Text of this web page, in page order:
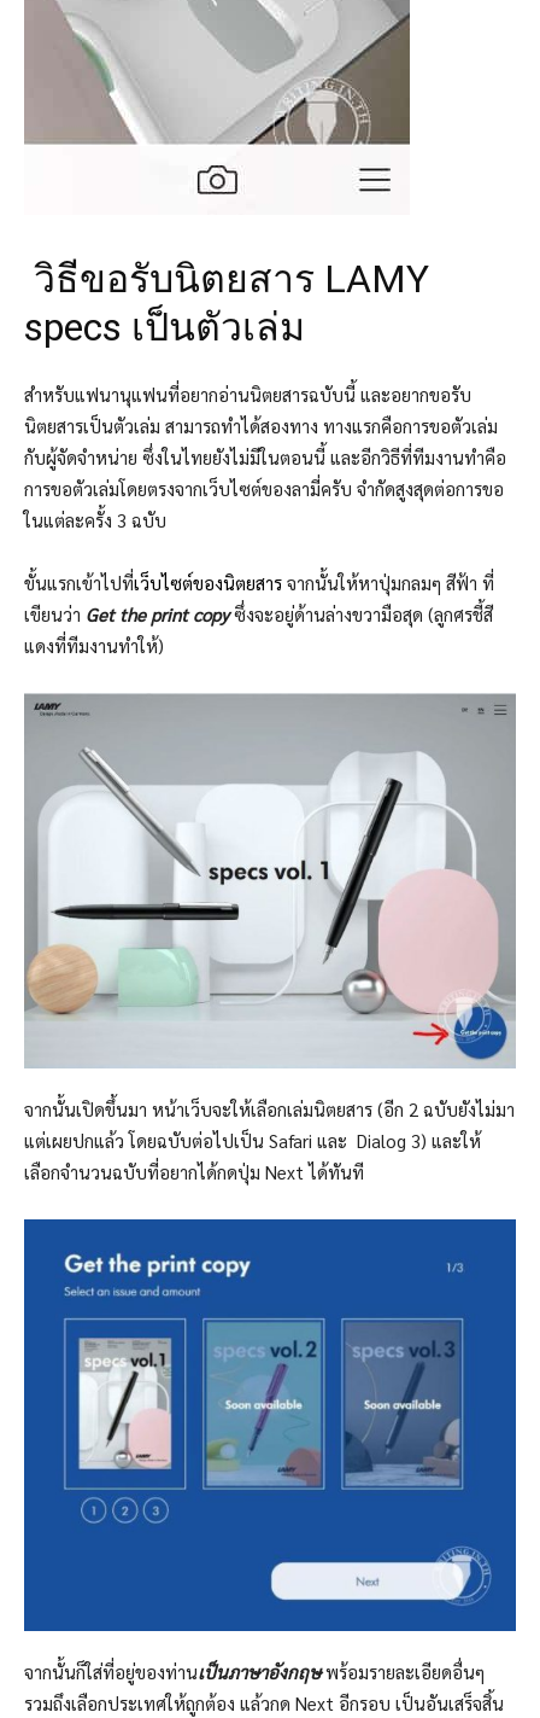
วิธีขอรับนิตยสาร LAMY
specs เป็นตัวเล่ม
สำหรับแฟนานุแฟนที่อยากอ่านนิตยสารฉบับนี้ และอยากขอรับ
นิตยสารเป็นตัวเล่ม สามารถทำได้สองทาง ทางแรกคือการขอตัวเล่ม
กับผู้จัดจำหน่าย ซึ่งในไทยยังไม่มีในตอนนี้ และอีกวิธีที่ทีมงานทำคือ
การขอตัวเล่มโดยตรงจากเว็บไซต์ของลามี่ครับ จำกัดสูงสุดต่อการขอ
ในแต่ละครั้ง 3 ฉบับ
ขั้นแรกเข้าไปที่เว็บไซต์ของนิตยสาร จากนั้นให้หาปุ่มกลมๆ สีฟ้า ที่
เขียนว่า Get the print copyซึ่งจะอยู่ด้านล่างขวามือสุด (ลูกศรชี้สี
แดงที่ทีมงานทำให้)
จากนั้นเปิดขึ้นมา หน้าเว็บจะให้เลือกเล่มนิตยสาร (อีก 2 ฉบับยังไม่มา
แต่เผยปกแล้ว โดยฉบับต่อไปเป็น Safari และ Dialog 3) และให้
เลือกจำนวนฉบับที่อยากได้กดปุ่ม Next ได้ทันที
จากนั้นก็ใส่ที่อยู่ของท่านเป็นภาษาอังกฤษพร้อมรายละเอียดอื่นๆ
รวมถึงเลือกประเทศให้ถูกต้อง แล้วกด Next อีกรอบ เป็นอันเสร็จสิ้น